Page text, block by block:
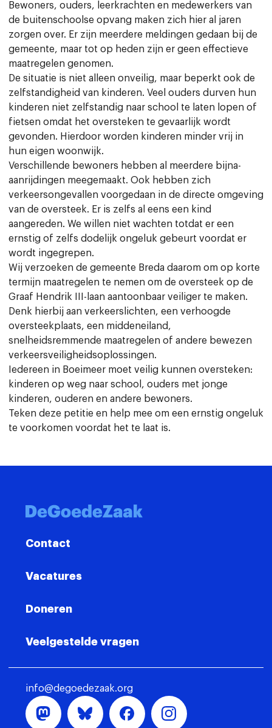
Bewoners, ouders, leerkrachten en medewerkers van
de buitenschoolse opvang maken zich hier al jaren
zorgen over. Er zijn meerdere meldingen gedaan bij de
gemeente, maar tot op heden zijn er geen effectieve
maatregelen genomen.
De situatie is niet alleen onveilig, maar beperkt ook de
zelfstandigheid van kinderen. Veel ouders durven hun
kinderen niet zelfstandig naar school te laten lopen of
fietsen omdat het oversteken te gevaarlijk wordt
gevonden. Hierdoor worden kinderen minder vrij in
hun eigen woonwijk.
Verschillende bewoners hebben al meerdere bijna-
aanrijdingen meegemaakt. Ook hebben zich
verkeersongevallen voorgedaan in de directe omgeving
van de oversteek. Er is zelfs al eens een kind
aangereden. We willen niet wachten totdat er een
ernstig of zelfs dodelijk ongeluk gebeurt voordat er
wordt ingegrepen.
Wij verzoeken de gemeente Breda daarom om op korte
termijn maatregelen te nemen om de oversteek op de
Graaf Hendrik III-laan aantoonbaar veiliger te maken.
Denk hierbij aan verkeerslichten, een verhoogde
oversteekplaats, een middeneiland,
snelheidsremmende maatregelen of andere bewezen
verkeersveiligheidsoplossingen.
Iedereen in Boeimeer moet veilig kunnen oversteken:
kinderen op weg naar school, ouders met jonge
kinderen, ouderen en andere bewoners.
Teken deze petitie en help mee om een ernstig ongeluk
te voorkomen voordat het te laat is.
Contact
Vacatures
Doneren
Veelgestelde vragen
info@degoedezaak.org